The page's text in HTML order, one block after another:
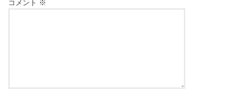
コメント ※